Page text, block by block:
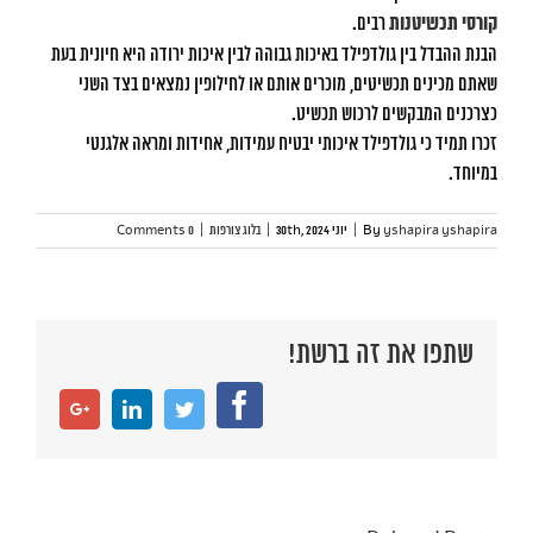
קורסי תכשיטנותרבים.
הבנת ההבדל בין גולדפילד באיכות גבוהה לבין איכות ירודה היא חיונית בעת
שאתם מכינים תכשיטים, מוכרים אותם או לחילופין נמצאים בצד השני
כצרכנים המבקשים לרכוש תכשיט.
זכרו תמיד כי גולדפילד איכותי יבטיח עמידות, אחידות ומראה אלגנטי
במיוחד.
By yshapira yshapira יוני 30th, 2024 בלוג צורפות 0 Comments
שתפו את זה ברשת!
Facebook
Twitter
LinkedIn
Google+